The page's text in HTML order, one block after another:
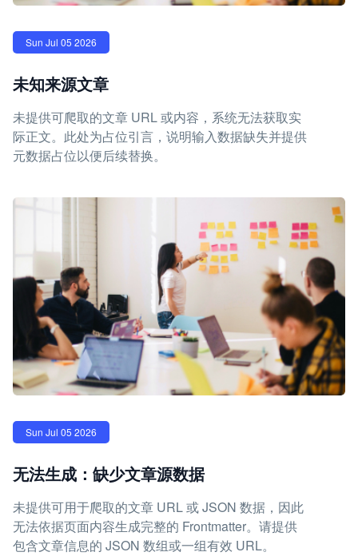
Sun Jul 05 2026
未知来源文章
未提供可爬取的文章 URL 或内容，系统无法获取实
际正文。此处为占位引言，说明输入数据缺失并提供
元数据占位以便后续替换。
Sun Jul 05 2026
无法生成：缺少文章源数据
未提供可用于爬取的文章 URL 或 JSON 数据，因此
无法依据页面内容生成完整的 Frontmatter。请提供
包含文章信息的 JSON 数组或一组有效 URL。